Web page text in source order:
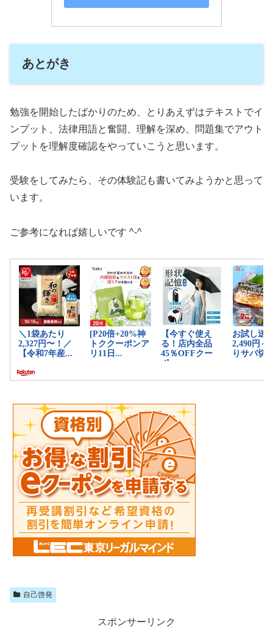
あとがき
勉強を開始したばかりのため、とりあえずはテキストでイ
ンプット、法律用語と奮闘、理解を深め、問題集でアウト
プットを理解度確認をやっていこうと思います。
受験をしてみたら、その体験記も書いてみようかと思って
います。
ご参考になれば嬉しいです ^-^
自己啓発
スポンサーリンク